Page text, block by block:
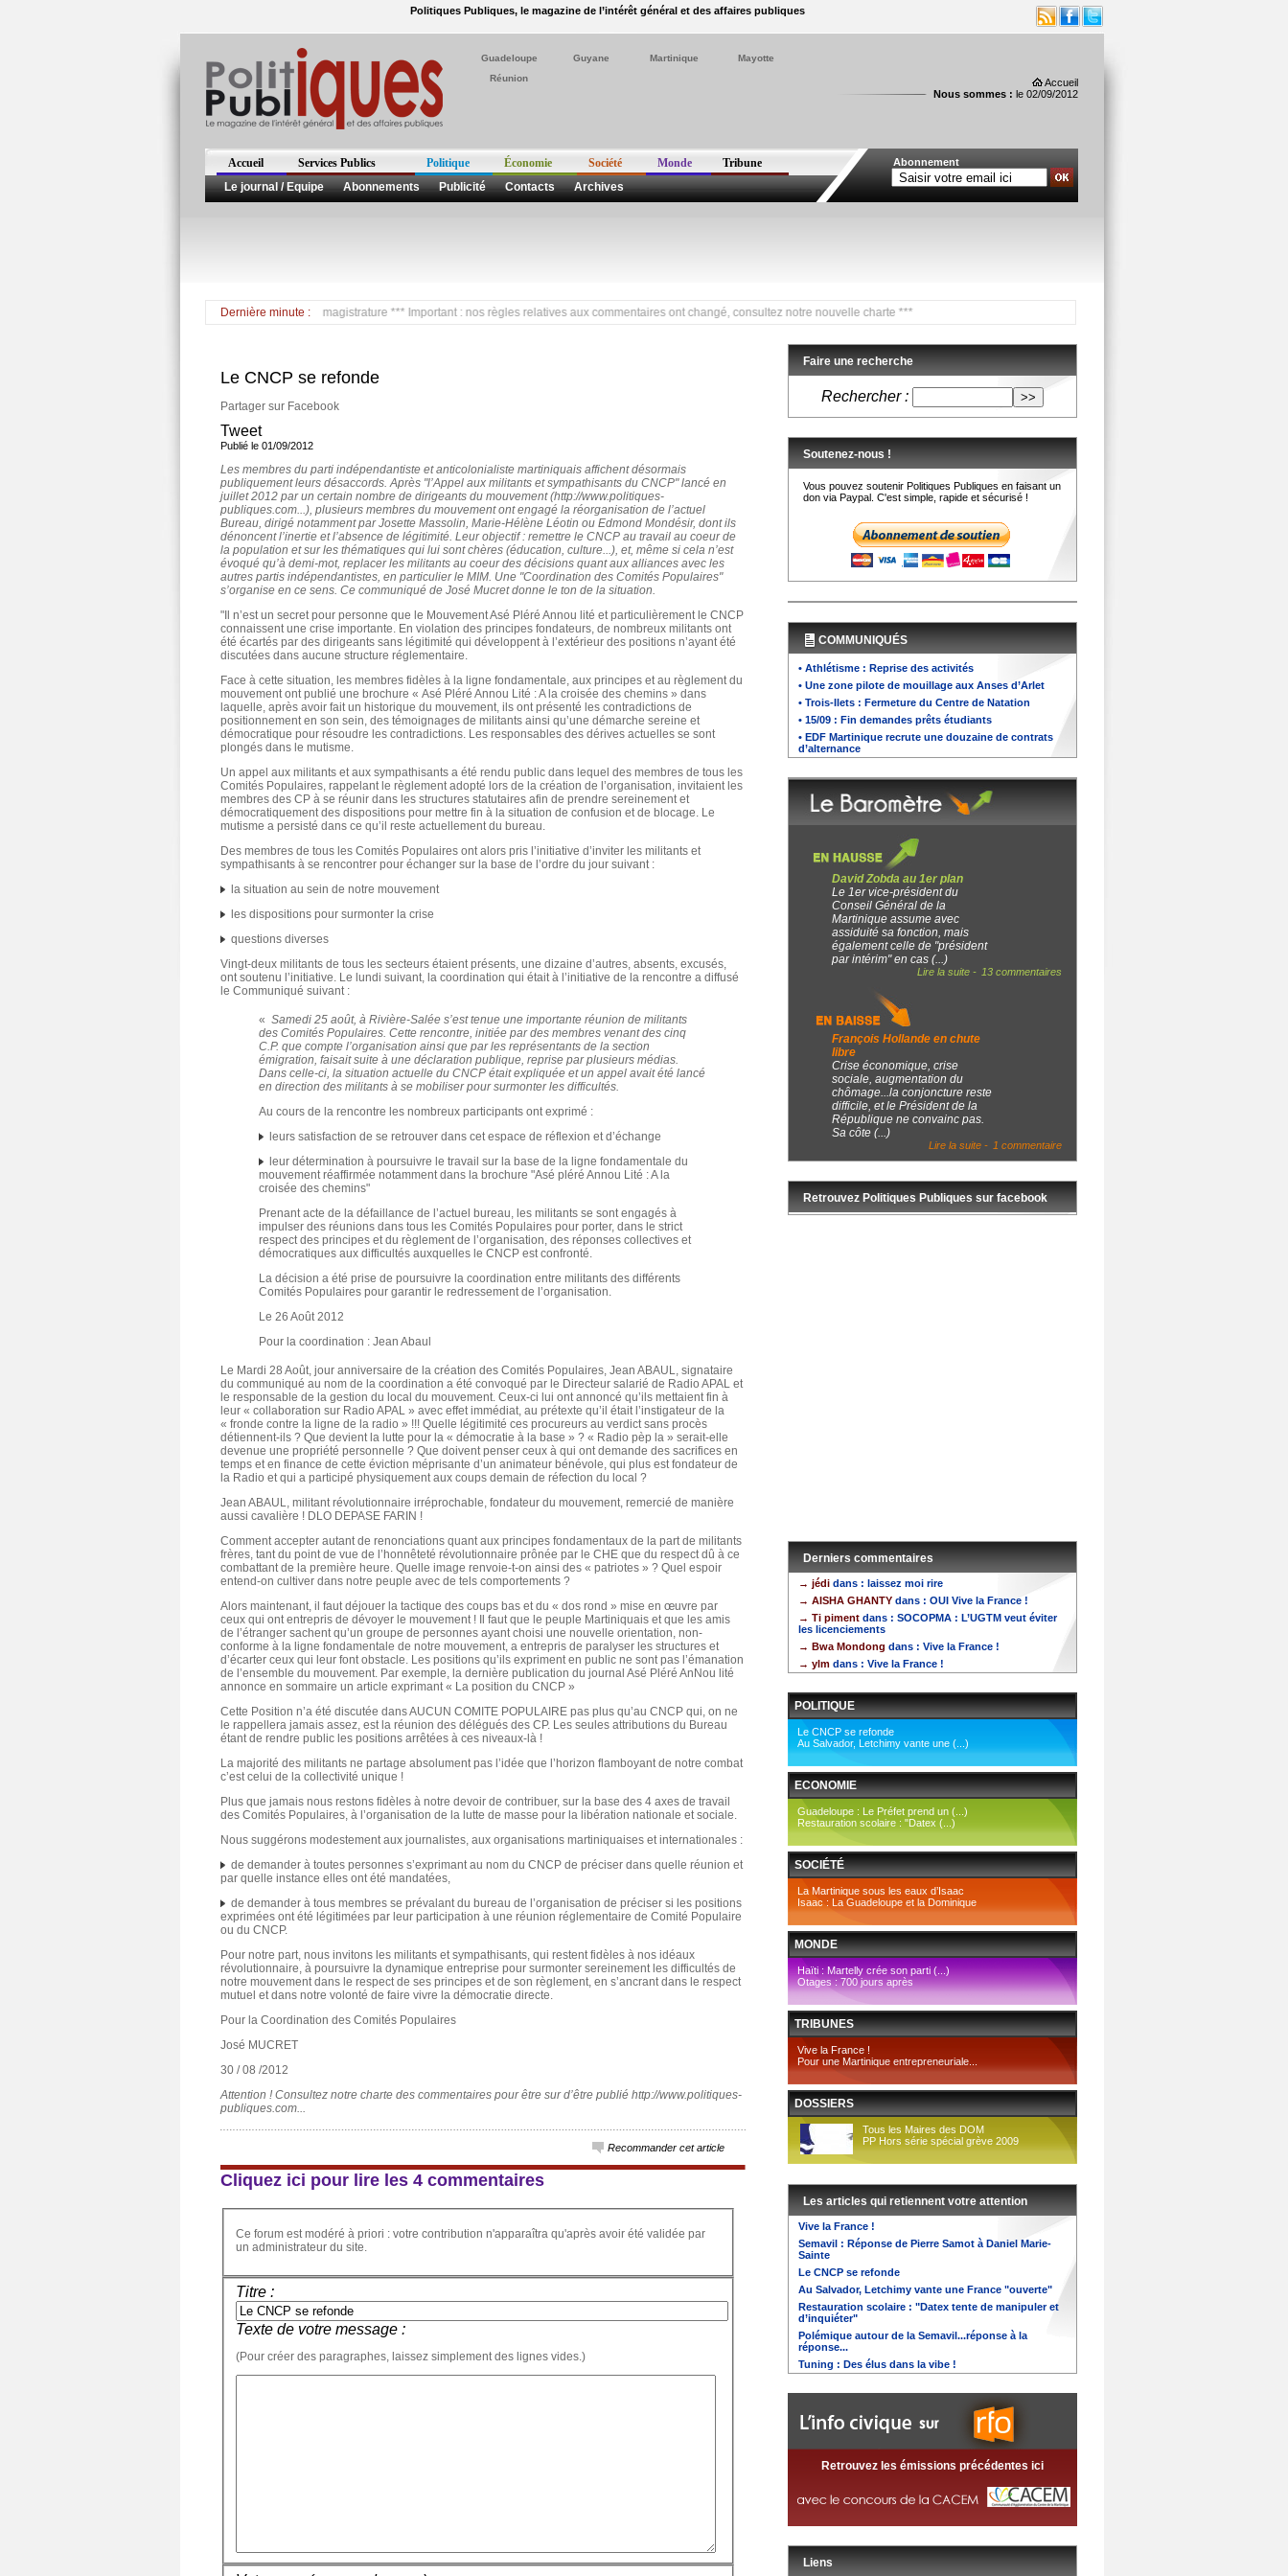
Politiques Publiques, le magazine de l’intérêt général et des affaires publiques
Accueil
Nous sommes : le 02/09/2012
Guadeloupe Guyane Martinique
Mayotte
Réunion
Abonnement
Accueil Services Publics Politique Économie Société Monde
Tribune
Le journal / Equipe
Abonnements Publicité Contacts Archives
Dernière minute :
*** Malaise de Christiane Taubira à l'école de la magistrature *** Important : nos règles relatives aux commentaires ont changé, consultez notre nouvelle charte ***
Le CNCP se refonde
Partager sur Facebook
Tweet
Publié le 01/09/2012
Les membres du parti indépendantiste et anticolonialiste martiniquais affichent désormais
publiquement leurs désaccords. Après "l’Appel aux militants et sympathisants du CNCP" lancé en
juillet 2012 par un certain nombre de dirigeants du mouvement (http://www.politiques-
publiques.com...), plusieurs membres du mouvement ont engagé la réorganisation de l’actuel
Bureau, dirigé notamment par Josette Massolin, Marie-Hélène Léotin ou Edmond Mondésir, dont ils
dénoncent l’inertie et l’absence de légitimité. Leur objectif : remettre le CNCP au travail au coeur de
la population et sur les thématiques qui lui sont chères (éducation, culture...), et, même si cela n’est
évoqué qu’à demi-mot, replacer les militants au coeur des décisions quant aux alliances avec les
autres partis indépendantistes, en particulier le MIM. Une "Coordination des Comités Populaires"
s’organise en ce sens. Ce communiqué de José Mucret donne le ton de la situation.
"Il n’est un secret pour personne que le Mouvement Asé Pléré Annou lité et particulièrement le CNCP
connaissent une crise importante. En violation des principes fondateurs, de nombreux militants ont
été écartés par des dirigeants sans légitimité qui développent à l’extérieur des positions n’ayant été
discutées dans aucune structure réglementaire.
Face à cette situation, les membres fidèles à la ligne fondamentale, aux principes et au règlement du
mouvement ont publié une brochure « Asé Pléré Annou Lité : A la croisée des chemins » dans
laquelle, après avoir fait un historique du mouvement, ils ont présenté les contradictions de
positionnement en son sein, des témoignages de militants ainsi qu’une démarche sereine et
démocratique pour résoudre les contradictions. Les responsables des dérives actuelles se sont
plongés dans le mutisme.
Un appel aux militants et aux sympathisants a été rendu public dans lequel des membres de tous les
Comités Populaires, rappelant le règlement adopté lors de la création de l’organisation, invitaient les
membres des CP à se réunir dans les structures statutaires afin de prendre sereinement et
démocratiquement des dispositions pour mettre fin à la situation de confusion et de blocage. Le
mutisme a persisté dans ce qu’il reste actuellement du bureau.
Des membres de tous les Comités Populaires ont alors pris l’initiative d’inviter les militants et
sympathisants à se rencontrer pour échanger sur la base de l’ordre du jour suivant :
la situation au sein de notre mouvement
les dispositions pour surmonter la crise
questions diverses
Vingt-deux militants de tous les secteurs étaient présents, une dizaine d’autres, absents, excusés,
ont soutenu l’initiative. Le lundi suivant, la coordination qui était à l’initiative de la rencontre a diffusé
le Communiqué suivant :
« Samedi 25 août, à Rivière-Salée s’est tenue une importante réunion de militants
des Comités Populaires. Cette rencontre, initiée par des membres venant des cinq
C.P. que compte l’organisation ainsi que par les représentants de la section
émigration, faisait suite à une déclaration publique, reprise par plusieurs médias.
Dans celle-ci, la situation actuelle du CNCP était expliquée et un appel avait été lancé
en direction des militants à se mobiliser pour surmonter les difficultés.
Au cours de la rencontre les nombreux participants ont exprimé :
leurs satisfaction de se retrouver dans cet espace de réflexion et d’échange
leur détermination à poursuivre le travail sur la base de la ligne fondamentale du
mouvement réaffirmée notamment dans la brochure "Asé pléré Annou Lité : A la
croisée des chemins"
Prenant acte de la défaillance de l’actuel bureau, les militants se sont engagés à
impulser des réunions dans tous les Comités Populaires pour porter, dans le strict
respect des principes et du règlement de l’organisation, des réponses collectives et
démocratiques aux difficultés auxquelles le CNCP est confronté.
La décision a été prise de poursuivre la coordination entre militants des différents
Comités Populaires pour garantir le redressement de l’organisation.
Le 26 Août 2012
Pour la coordination : Jean Abaul
Le Mardi 28 Août, jour anniversaire de la création des Comités Populaires, Jean ABAUL, signataire
du communiqué au nom de la coordination a été convoqué par le Directeur salarié de Radio APAL et
le responsable de la gestion du local du mouvement. Ceux-ci lui ont annoncé qu’ils mettaient fin à
leur « collaboration sur Radio APAL » avec effet immédiat, au prétexte qu’il était l’instigateur de la
« fronde contre la ligne de la radio » !!! Quelle légitimité ces procureurs au verdict sans procès
détiennent-ils ? Que devient la lutte pour la « démocratie à la base » ? « Radio pèp la » serait-elle
devenue une propriété personnelle ? Que doivent penser ceux à qui ont demande des sacrifices en
temps et en finance de cette éviction méprisante d’un animateur bénévole, qui plus est fondateur de
la Radio et qui a participé physiquement aux coups demain de réfection du local ?
Jean ABAUL, militant révolutionnaire irréprochable, fondateur du mouvement, remercié de manière
aussi cavalière ! DLO DEPASE FARIN !
Comment accepter autant de renonciations quant aux principes fondamentaux de la part de militants
frères, tant du point de vue de l’honnêteté révolutionnaire prônée par le CHE que du respect dû à ce
combattant de la première heure. Quelle image renvoie-t-on ainsi des « patriotes » ? Quel espoir
entend-on cultiver dans notre peuple avec de tels comportements ?
Alors maintenant, il faut déjouer la tactique des coups bas et du « dos rond » mise en œuvre par
ceux qui ont entrepris de dévoyer le mouvement ! Il faut que le peuple Martiniquais et que les amis
de l’étranger sachent qu’un groupe de personnes ayant choisi une nouvelle orientation, non-
conforme à la ligne fondamentale de notre mouvement, a entrepris de paralyser les structures et
d’écarter ceux qui leur font obstacle. Les positions qu’ils expriment en public ne sont pas l’émanation
de l’ensemble du mouvement. Par exemple, la dernière publication du journal Asé Pléré AnNou lité
annonce en sommaire un article exprimant « La position du CNCP »
Cette Position n’a été discutée dans AUCUN COMITE POPULAIRE pas plus qu’au CNCP qui, on ne
le rappellera jamais assez, est la réunion des délégués des CP. Les seules attributions du Bureau
étant de rendre public les positions arrêtées à ces niveaux-là !
La majorité des militants ne partage absolument pas l’idée que l’horizon flamboyant de notre combat
c’est celui de la collectivité unique !
Plus que jamais nous restons fidèles à notre devoir de contribuer, sur la base des 4 axes de travail
des Comités Populaires, à l’organisation de la lutte de masse pour la libération nationale et sociale.
Nous suggérons modestement aux journalistes, aux organisations martiniquaises et internationales :
de demander à toutes personnes s’exprimant au nom du CNCP de préciser dans quelle réunion et
par quelle instance elles ont été mandatées,
de demander à tous membres se prévalant du bureau de l’organisation de préciser si les positions
exprimées ont été légitimées par leur participation à une réunion réglementaire de Comité Populaire
ou du CNCP.
Pour notre part, nous invitons les militants et sympathisants, qui restent fidèles à nos idéaux
révolutionnaire, à poursuivre la dynamique entreprise pour surmonter sereinement les difficultés de
notre mouvement dans le respect de ses principes et de son règlement, en s’ancrant dans le respect
mutuel et dans notre volonté de faire vivre la démocratie directe.
Pour la Coordination des Comités Populaires
José MUCRET
30 / 08 /2012
Attention ! Consultez notre charte des commentaires pour être sur d’être publié http://www.politiques-
publiques.com...
Recommander cet article
Cliquez ici pour lire les 4 commentaires
Ce forum est modéré à priori : votre contribution n'apparaîtra qu'après avoir été validée par
un administrateur du site.
Titre :
Texte de votre message :
(Pour créer des paragraphes, laissez simplement des lignes vides.)
Faire une recherche
Rechercher :
Soutenez-nous !
Vous pouvez soutenir Politiques Publiques en faisant un
don via Paypal. C'est simple, rapide et sécurisé !
COMMUNIQUÉS
• Athlétisme : Reprise des activités
• Une zone pilote de mouillage aux Anses d’Arlet
• Trois-Ilets : Fermeture du Centre de Natation
• 15/09 : Fin demandes prêts étudiants
• EDF Martinique recrute une douzaine de contrats
d’alternance
David Zobda au 1er plan
Le 1er vice-président du
Conseil Général de la
Martinique assume avec
assiduité sa fonction, mais
également celle de "président
par intérim" en cas (...)
13 commentaires
Lire la suite -
François Hollande en chute
libre
Crise économique, crise
sociale, augmentation du
chômage...la conjoncture reste
difficile, et le Président de la
République ne convainc pas.
Sa côte (...)
1 commentaire
Lire la suite -
Retrouvez Politiques Publiques sur facebook
Derniers commentaires
→ jédi dans : laissez moi rire
→ AISHA GHANTY dans : OUI Vive la France !
→ Ti piment dans : SOCOPMA : L’UGTM veut éviter
les licenciements
→ Bwa Mondong dans : Vive la France !
→ ylm dans : Vive la France !
POLITIQUE
Le CNCP se refonde
Au Salvador, Letchimy vante une (...)
ECONOMIE
Guadeloupe : Le Préfet prend un (...)
Restauration scolaire : "Datex (...)
SOCIÉTÉ
La Martinique sous les eaux d’Isaac
Isaac : La Guadeloupe et la Dominique
MONDE
Haïti : Martelly crée son parti (...)
Otages : 700 jours après
TRIBUNES
Vive la France !
Pour une Martinique entrepreneuriale...
DOSSIERS
Tous les Maires des DOM
PP Hors série spécial grève 2009
Les articles qui retiennent votre attention
Vive la France !
Semavil : Réponse de Pierre Samot à Daniel Marie-
Sainte
Le CNCP se refonde
Au Salvador, Letchimy vante une France "ouverte"
Restauration scolaire : "Datex tente de manipuler et
d’inquiéter"
Polémique autour de la Semavil...réponse à la
réponse...
Tuning : Des élus dans la vibe !
Retrouvez les émissions précédentes ici
Liens